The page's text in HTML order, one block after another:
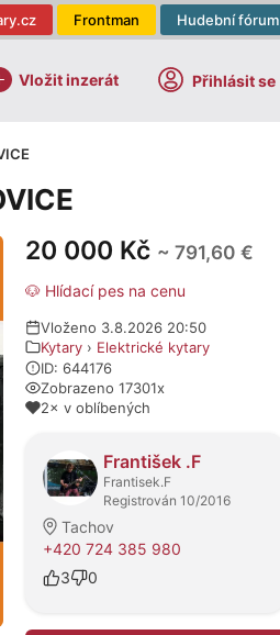
Hudební fórum
Frontman
Vložit inzerát Přihlásit se
20 000 Kč ~ 791,60 €
🐶 Hlídací pes na cenu
Vloženo 3.8.2026 20:50
Kytary › Elektrické kytary
ID: 644176
Zobrazeno 17301x
2× v oblíbených
František .F
Frantisek.F
Registrován 10/2016
Tachov
+420 724 385 980
3
0